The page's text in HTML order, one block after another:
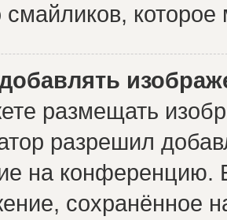
смайликов,
размещать
разрешил
на конференцию.
сохранённое